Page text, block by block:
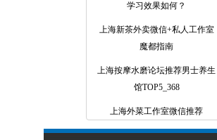
学习效果如何？
‌上海新茶外卖微信+私人工作室
魔都指南‌
‌上海按摩水磨论坛推荐男士养生
馆TOP5‌_368
上海外菜工作室微信推荐